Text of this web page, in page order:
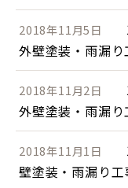
2018年11月5日
外壁塗装・雨漏り
2018年11月2日
外壁塗装・雨漏り
2018年11月1日
壁塗装・雨漏り工